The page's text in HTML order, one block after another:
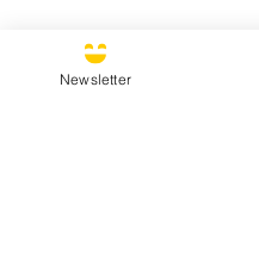
Newsletter